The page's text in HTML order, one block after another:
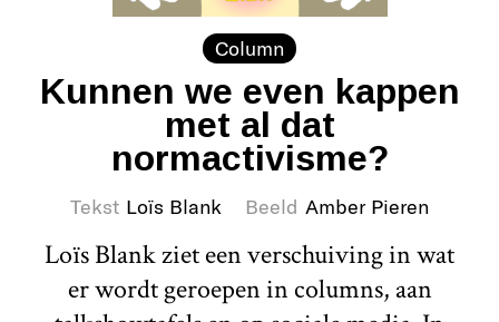
Column
Kunnen we even kappen
met al dat
normactivisme?
Tekst Loïs Blank Beeld Amber Pieren
Loïs Blank ziet een verschuiving in wat
er wordt geroepen in columns, aan